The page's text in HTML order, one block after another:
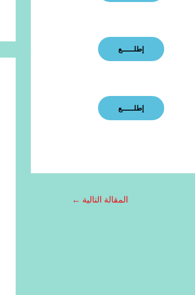
إطلــــــع
إطلــــــع
المقالة التالية ←